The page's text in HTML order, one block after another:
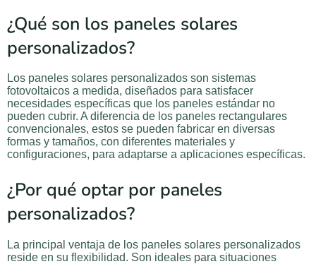
¿Qué son los paneles solares
personalizados?
Los paneles solares personalizados son sistemas
fotovoltaicos a medida, diseñados para satisfacer
necesidades específicas que los paneles estándar no
pueden cubrir. A diferencia de los paneles rectangulares
convencionales, estos se pueden fabricar en diversas
formas y tamaños, con diferentes materiales y
configuraciones, para adaptarse a aplicaciones específicas.
¿Por qué optar por paneles
personalizados?
La principal ventaja de los paneles solares personalizados
reside en su flexibilidad. Son ideales para situaciones